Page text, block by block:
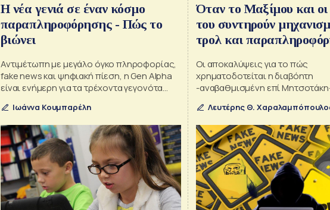
Η νέα γενιά σε έναν κόσμο
παραπληροφόρησης - Πώς το
βιώνει
Αντιμέτωπη με μεγάλο όγκο πληροφορίας,
fake news και ψηφιακή πίεση, η Gen Alpha
είναι ενήμερη για τα τρέχοντα γεγονότα
να κατανοήσει τον κόσμο γύρω της
Ιωάννα Κουμπαρέλη
Όταν το Μαξίμου και οι
του συντηρούν
τρολ και
Οι αποκαλύψεις για το πώς
χρηματοδοτείται η διαβόητη
-αναβαθμισμένη επί
Βαρβιτσιώτη και Ολύμπιου της
διαφωτιστικές για το πώς
μηχανισμοί
προπαγάνδας που βάλλουν
ίδιας της Δημοκρατίας
Λευτέρης Θ.